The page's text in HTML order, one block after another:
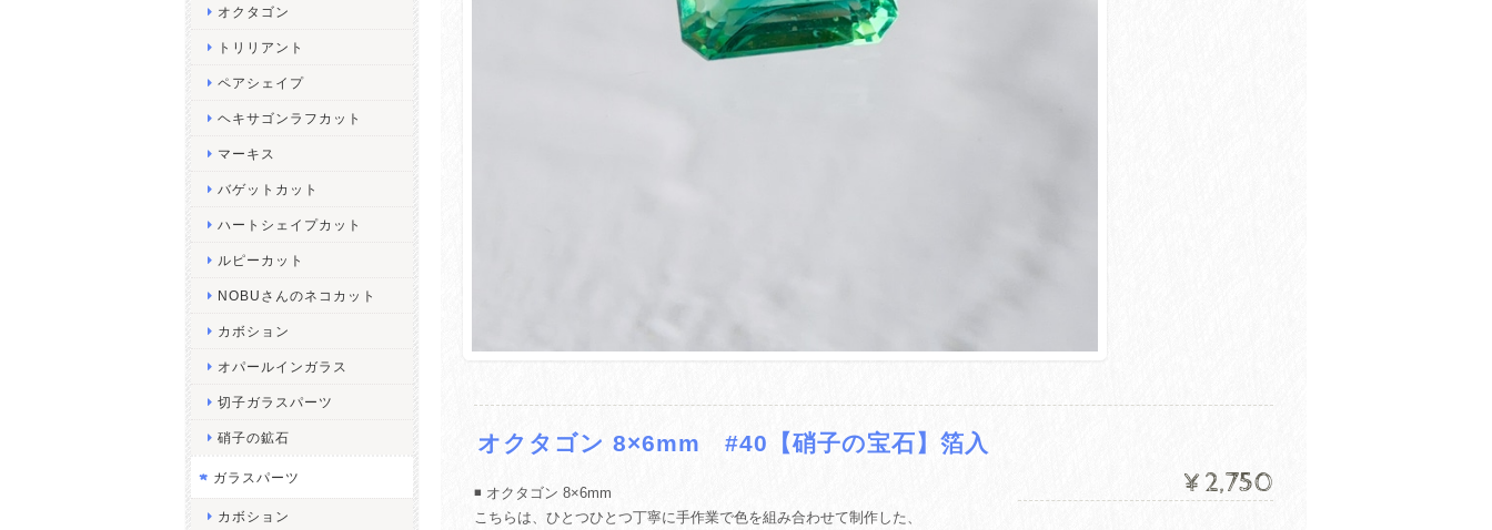
オクタゴン 8×6mm #40【硝子の宝石】箔入
◾️ オクタゴン 8×6mm
こちらは、ひとつひとつ丁寧に手作業で色を組み合わせて制作した、
¥2,750
オクタゴン
トリリアント
ペアシェイプ
ヘキサゴンラフカット
マーキス
バゲットカット
ハートシェイプカット
ルピーカット
NOBUさんのネコカット
カボション
オパールインガラス
切子ガラスパーツ
硝子の鉱石
ガラスパーツ
カボション